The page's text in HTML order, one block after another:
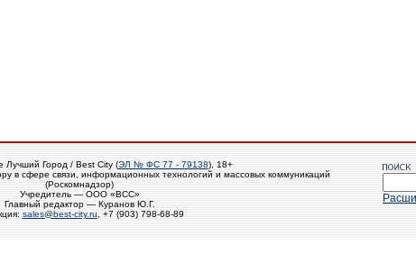
Лучший Город / Best City (ЭЛ № ФС 77 - 79138), 18+
в сфере связи, информационных технологий и массовых коммуникаций
(Роскомнадзор)
Учредитель — ООО «ВСС»
Главный редактор — Куранов Ю.Г.
sales@best-city.ru , +7 (903) 798-68-89